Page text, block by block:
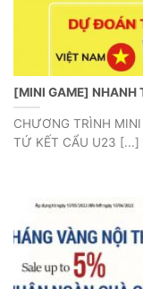
[MINI GAME] NHANH
CHƯƠNG TRÌNH
TỨ KẾT CẨU U23 [...]